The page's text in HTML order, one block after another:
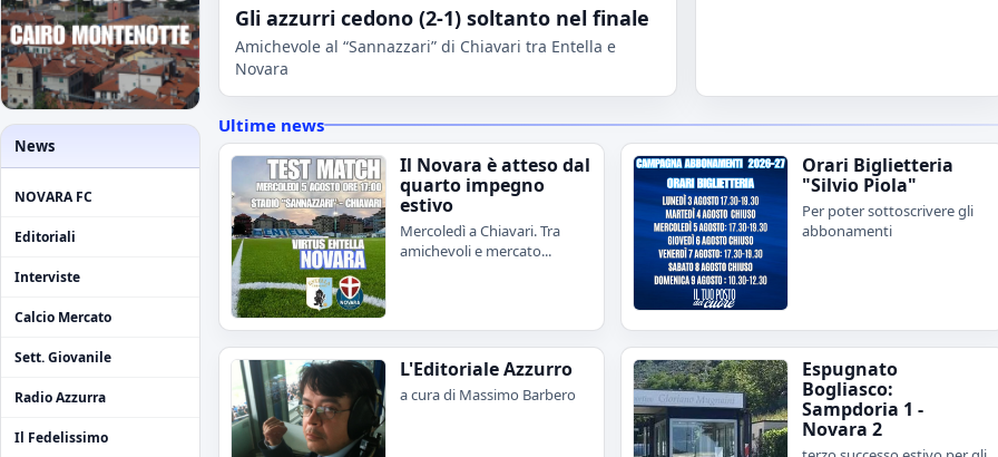
News
NOVARA FC
Editoriali
Interviste
Calcio Mercato
Sett. Giovanile
Radio Azzurra
Il Fedelissimo
Gli azzurri cedono (2-1) soltanto nel finale
Amichevole al “Sannazzari” di Chiavari tra Entella e
Novara
Ultime news
Il Novara è atteso dal
quarto impegno
estivo
Mercoledì a Chiavari. Tra
amichevoli e mercato...
Orari Biglietteria
"Silvio Piola"
Per poter sottoscrivere gli
abbonamenti
L'Editoriale Azzurro
a cura di Massimo Barbero
Espugnato
Bogliasco:
Sampdoria 1 -
Novara 2